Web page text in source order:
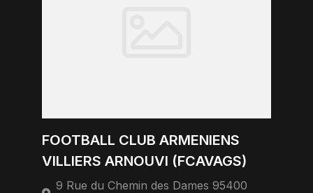
FOOTBALL CLUB ARMENIENS
VILLIERS ARNOUVI (FCAVAGS)
9 Rue du Chemin des Dames 95400